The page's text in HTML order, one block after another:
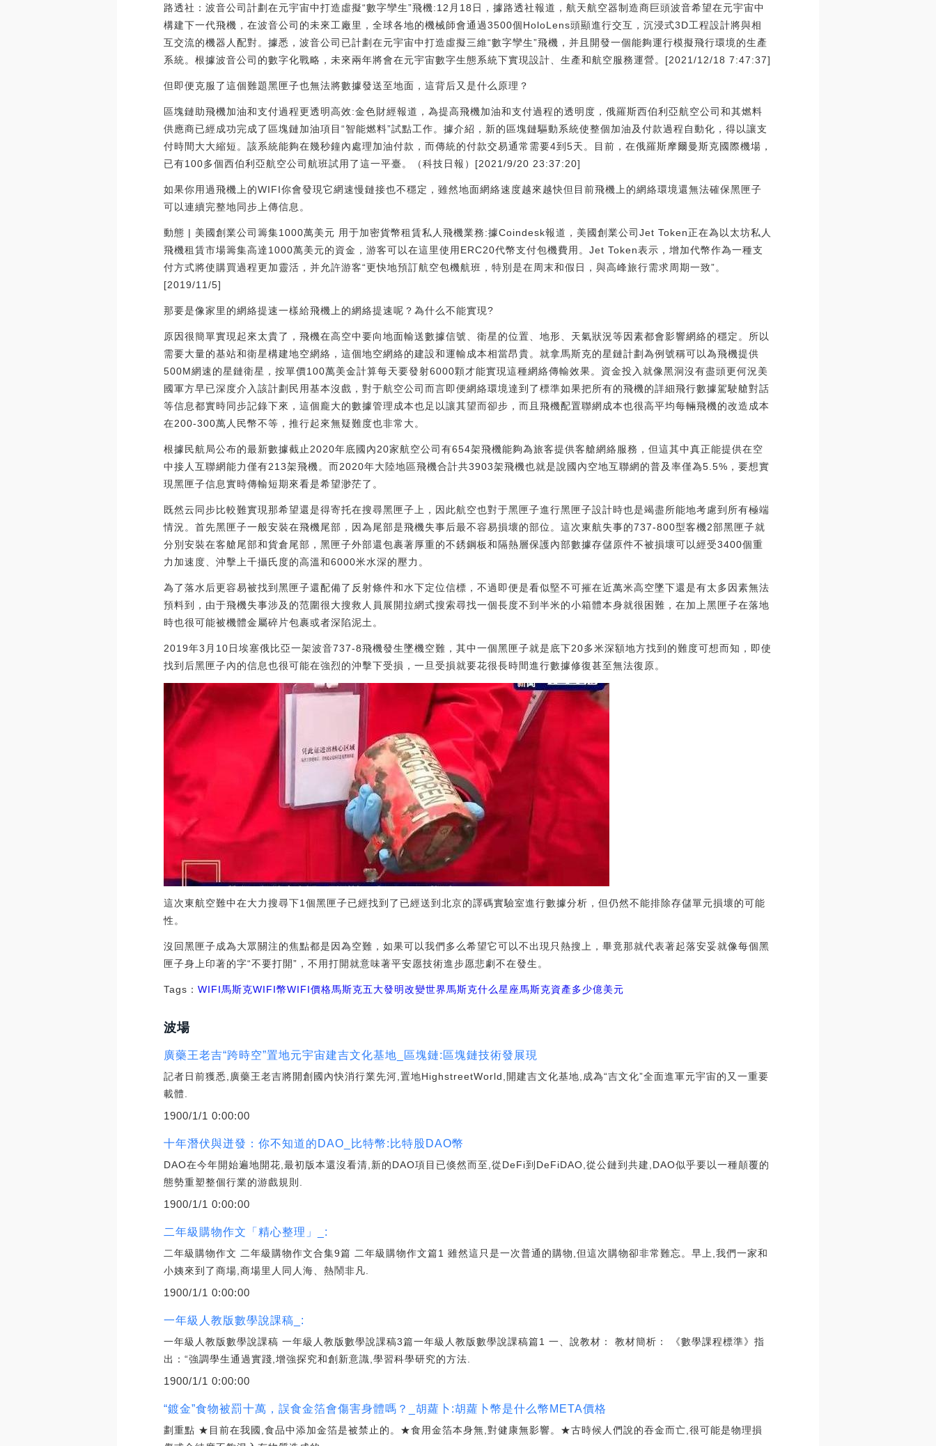
路透社：波音公司計劃在元宇宙中打造虛擬“數字孿生”飛機:12月18日，據路透社報道，航天航空器制造商巨頭波音希望在元宇宙中
構建下一代飛機，在波音公司的未來工廠里，全球各地的機械師會通過3500個HoloLens頭顯進行交互，沉浸式3D工程設計將與相
互交流的機器人配對。據悉，波音公司已計劃在元宇宙中打造虛擬三維“數字孿生”飛機，并且開發一個能夠運行模擬飛行環境的生產
系統。根據波音公司的數字化戰略，未來兩年將會在元宇宙數字生態系統下實現設計、生產和航空服務運營。[2021/12/18 7:47:37]
但即便克服了這個難題黑匣子也無法將數據發送至地面，這背后又是什么原理？
區塊鏈助飛機加油和支付過程更透明高效:金色財經報道，為提高飛機加油和支付過程的透明度，俄羅斯西伯利亞航空公司和其燃料
供應商已經成功完成了區塊鏈加油項目“智能燃料”試點工作。據介紹，新的區塊鏈驅動系統使整個加油及付款過程自動化，得以讓支
付時間大大縮短。該系統能夠在幾秒鐘內處理加油付款，而傳統的付款交易通常需要4到5天。目前，在俄羅斯摩爾曼斯克國際機場，
已有100多個西伯利亞航空公司航班試用了這一平臺。（科技日報）[2021/9/20 23:37:20]
如果你用過飛機上的WIFI你會發現它網速慢鏈接也不穩定，雖然地面網絡速度越來越快但目前飛機上的網絡環境還無法確保黑匣子
可以連續完整地同步上傳信息。
動態 | 美國創業公司籌集1000萬美元 用于加密貨幣租賃私人飛機業務:據Coindesk報道，美國創業公司Jet Token正在為以太坊私人
飛機租賃市場籌集高達1000萬美元的資金，游客可以在這里使用ERC20代幣支付包機費用。Jet Token表示，增加代幣作為一種支
付方式將使購買過程更加靈活，并允許游客“更快地預訂航空包機航班，特別是在周末和假日，與高峰旅行需求周期一致”。
[2019/11/5]
那要是像家里的網絡提速一樣給飛機上的網絡提速呢？為什么不能實現?
原因很簡單實現起來太貴了，飛機在高空中要向地面輸送數據信號、衛星的位置、地形、天氣狀況等因素都會影響網絡的穩定。所以
需要大量的基站和衛星構建地空網絡，這個地空網絡的建設和運輸成本相當昂貴。就拿馬斯克的星鏈計劃為例號稱可以為飛機提供
500M網速的星鏈衛星，按單價100萬美金計算每天要發射6000顆才能實現這種網絡傳輸效果。資金投入就像黑洞沒有盡頭更何況美
國軍方早已深度介入該計劃民用基本沒戲，對于航空公司而言即便網絡環境達到了標準如果把所有的飛機的詳細飛行數據駕駛艙對話
等信息都實時同步記錄下來，這個龐大的數據管理成本也足以讓其望而卻步，而且飛機配置聯網成本也很高平均每輛飛機的改造成本
在200-300萬人民幣不等，推行起來無疑難度也非常大。
根據民航局公布的最新數據截止2020年底國內20家航空公司有654架飛機能夠為旅客提供客艙網絡服務，但這其中真正能提供在空
中接人互聯網能力僅有213架飛機。而2020年大陸地區飛機合計共3903架飛機也就是說國內空地互聯網的普及率僅為5.5%，要想實
現黑匣子信息實時傳輸短期來看是希望渺茫了。
既然云同步比較難實現那希望還是得寄托在搜尋黑匣子上，因此航空也對于黑匣子進行黑匣子設計時也是竭盡所能地考慮到所有極端
情況。首先黑匣子一般安裝在飛機尾部，因為尾部是飛機失事后最不容易損壞的部位。這次東航失事的737-800型客機2部黑匣子就
分別安裝在客艙尾部和貨倉尾部，黑匣子外部還包裹著厚重的不銹鋼板和隔熱層保護內部數據存儲原件不被損壞可以經受3400個重
力加速度、沖擊上千攝氏度的高溫和6000米水深的壓力。
為了落水后更容易被找到黑匣子還配備了反射條件和水下定位信標，不過即便是看似堅不可摧在近萬米高空墜下還是有太多因素無法
預料到，由于飛機失事涉及的范圍很大搜救人員展開拉網式搜索尋找一個長度不到半米的小箱體本身就很困難，在加上黑匣子在落地
時也很可能被機體金屬碎片包裹或者深陷泥土。
2019年3月10日埃塞俄比亞一架波音737-8飛機發生墜機空難，其中一個黑匣子就是底下20多米深額地方找到的難度可想而知，即使
找到后黑匣子內的信息也很可能在強烈的沖擊下受損，一旦受損就要花很長時間進行數據修復甚至無法復原。
這次東航空難中在大力搜尋下1個黑匣子已經找到了已經送到北京的譯碼實驗室進行數據分析，但仍然不能排除存儲單元損壞的可能
性。
沒回黑匣子成為大眾關注的焦點都是因為空難，如果可以我們多么希望它可以不出現只熱搜上，畢竟那就代表著起落安妥就像每個黑
匣子身上印著的字“不要打開”，不用打開就意味著平安愿技術進步愿悲劇不在發生。
Tags：WIFI馬斯克WIFI幣WIFI價格馬斯克五大發明改變世界馬斯克什么星座馬斯克資產多少億美元
波場
廣藥王老吉“跨時空”置地元宇宙建吉文化基地_區塊鏈:區塊鏈技術發展現
記者日前獲悉,廣藥王老吉將開創國內快消行業先河,置地HighstreetWorld,開建吉文化基地,成為“吉文化”全面進軍元宇宙的又一重要
載體.
1900/1/1 0:00:00
十年潛伏與迸發：你不知道的DAO_比特幣:比特股DAO幣
DAO在今年開始遍地開花,最初版本還沒看清,新的DAO項目已倏然而至,從DeFi到DeFiDAO,從公鏈到共建,DAO似乎要以一種顛覆的
態勢重塑整個行業的游戲規則.
1900/1/1 0:00:00
二年級購物作文「精心整理」_:
二年級購物作文 二年級購物作文合集9篇 二年級購物作文篇1 雖然這只是一次普通的購物,但這次購物卻非常難忘。早上,我們一家和
小姨來到了商場,商場里人同人海、熱鬧非凡.
1900/1/1 0:00:00
一年級人教版數學說課稿_:
一年級人教版數學說課稿 一年級人教版數學說課稿3篇一年級人教版數學說課稿篇1 一、說教材： 教材簡析： 《數學課程標準》指
出：“強調學生通過實踐,增強探究和創新意識,學習科學研究的方法.
1900/1/1 0:00:00
“鍍金”食物被罰十萬，誤食金箔會傷害身體嗎？_胡蘿卜:胡蘿卜幣是什么幣META價格
劃重點 ★目前在我國,食品中添加金箔是被禁止的。★食用金箔本身無,對健康無影響。★古時候人們說的吞金而亡,很可能是物理損